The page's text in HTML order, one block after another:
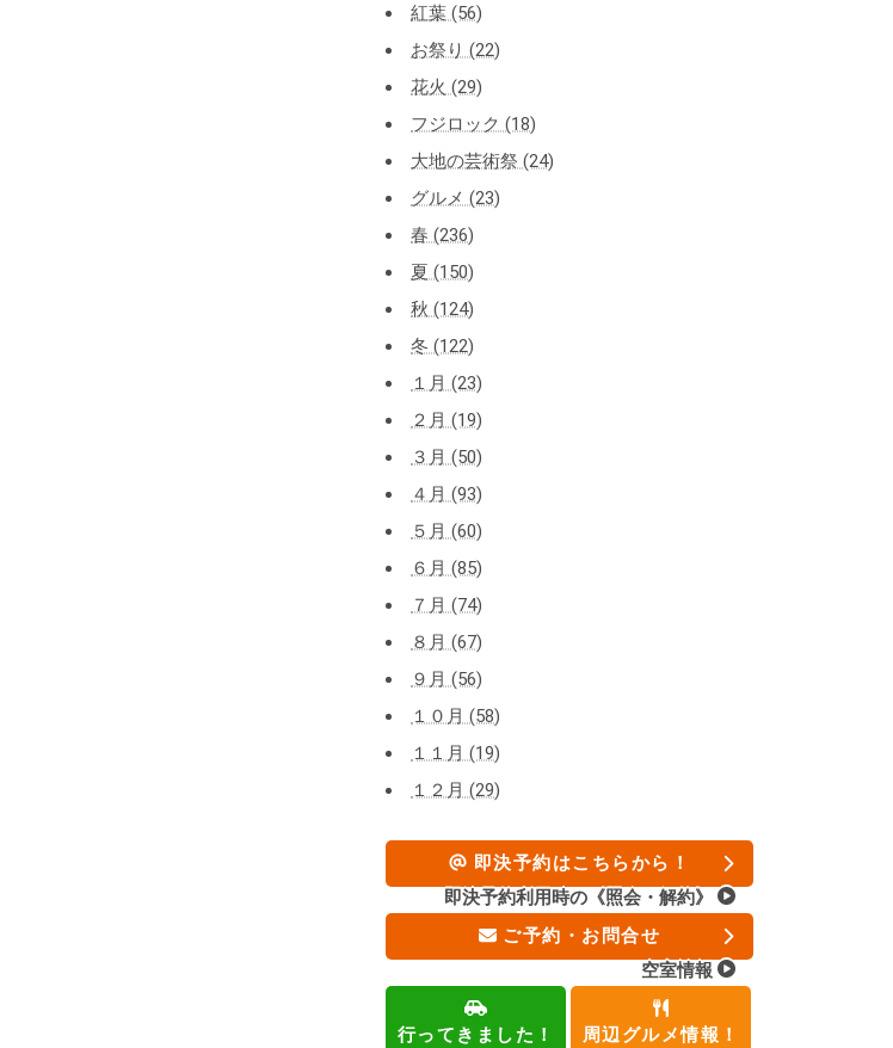
紅葉 (56)
お祭り (22)
花火 (29)
フジロック (18)
大地の芸術祭 (24)
グルメ (23)
春 (236)
夏 (150)
秋 (124)
冬 (122)
１月 (23)
２月 (19)
３月 (50)
４月 (93)
５月 (60)
６月 (85)
７月 (74)
８月 (67)
９月 (56)
１０月 (58)
１１月 (19)
１２月 (29)
即決予約はこちらから！
即決予約利用時の《照会・解約》
ご予約・お問合せ
空室情報
行ってきました！ 周辺グルメ情報！